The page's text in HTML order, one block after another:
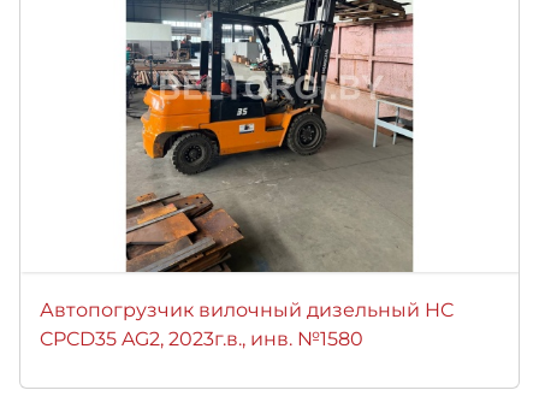
Автопогрузчик вилочный дизельный HC
CPCD35 AG2, 2023г.в., инв. №1580